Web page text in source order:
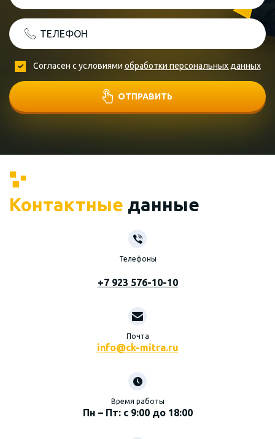
ТЕЛЕФОН
Согласен с условиями обработки персональных данных
ОТПРАВИТЬ
Контактные данные
Телефоны
+7 923 576-10-10
Почта
info@ck-mitra.ru
Время работы
Пн – Пт: с 9:00 до 18:00